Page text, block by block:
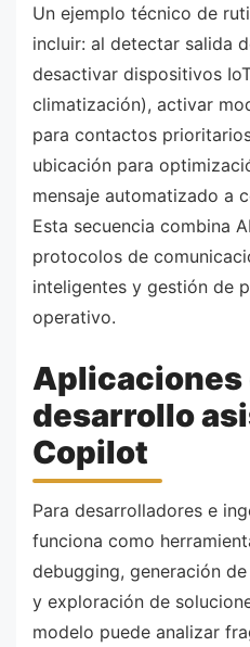
Un ejemplo técnico de
incluir: al detectar salida
desactivar dispositivos
climatización), activar
para contactos
ubicación para
mensaje automatizado a
Esta secuencia combina
protocolos de
inteligentes y gestión de
operativo.
Aplicaciones
desarrollo
Copilot
Para desarrolladores e
funciona como
debugging, generación
y exploración de
modelo puede analizar